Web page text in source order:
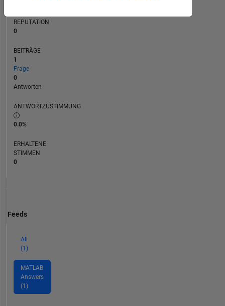
REPUTATION
0
BEITRÄGE
1
Frage
0
Antworten
ANTWORTZUSTIMMUNG
0.0%
ERHALTENE
STIMMEN
0
Feeds
All
(1)
MATLAB
Answers
(1)